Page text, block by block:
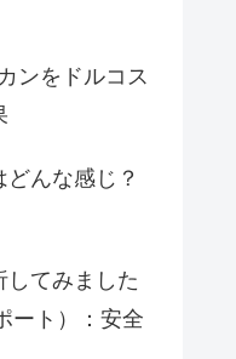
ンをドルコス
んな感じ？
してみました
ート）：安全